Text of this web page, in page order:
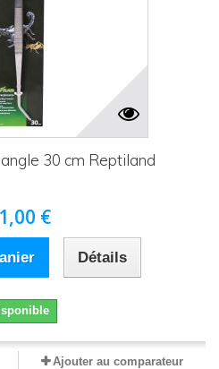
30 cm Reptiland
€
Détails
Ajouter au comparateur